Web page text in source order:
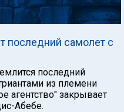
последний самолет с
последний
из племени
агентство" закрывает
Абебе.